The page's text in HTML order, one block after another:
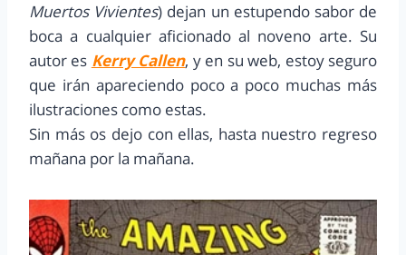
Muertos Vivientes) dejan un estupendo sabor de
boca a cualquier aficionado al noveno arte. Su
autor es Kerry Callen, y en su web, estoy seguro
que irán apareciendo poco a poco muchas más
ilustraciones como estas.
Sin más os dejo con ellas, hasta nuestro regreso
mañana por la mañana.